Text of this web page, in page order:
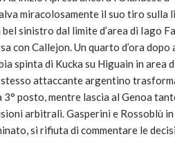
miracolosamente il suo tiro sulla
sinistro dal limite d’area di Iago
con Callejon. Un quarto d’ora dopo
spinta di Kucka su Higuain in area
attaccante argentino
posto, mentre lascia al Genoa
arbitrali. Gasperini e Rossoblù in
si rifiuta di commentare le